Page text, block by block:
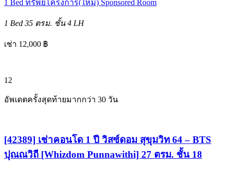
1 Bed ทรัพย์โครงการ(ใหม่) Sponsored Room
1 Bed 35 ตรม. ชั้น 4 LH
เช่า 12,000 ฿
12
อัพเดตครั้งสุดท้ายมากกว่า 30 วัน
[42389] เช่าคอนโด 1 ปี วิสซ์ดอม สุขุมวิท 64 – BTS
ปุณณวิถี [Whizdom Punnawithi] 27 ตรม. ชั้น 18